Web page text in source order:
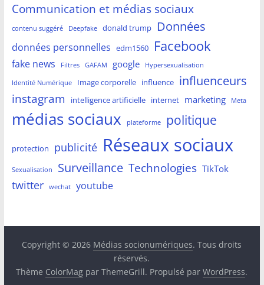
Communication et médias sociaux
contenu suggéré Deepfake donald trump Données
données personnelles edm1560 Facebook
fake news Filtres GAFAM google Hypersexualisation
Identité Numérique Image corporelle influence influenceurs
instagram intelligence artificielle internet marketing Meta
médias sociaux plateforme politique
protection publicité Réseaux sociaux
Sexualisation Surveillance Technologies TikTok
twitter wechat youtube
Copyright © 2026 Médias socionumériques. Tous droits
réservés.
Thème ColorMag par ThemeGrill. Propulsé parWordPress.